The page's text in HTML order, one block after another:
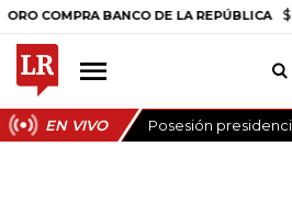
BANCO DE LA REPÚBLICA $
EN VIVO Posesión